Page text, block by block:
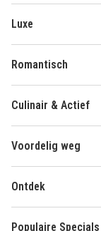
Luxe
Romantisch
Culinair & Actief
Voordelig weg
Ontdek
Populaire Specials